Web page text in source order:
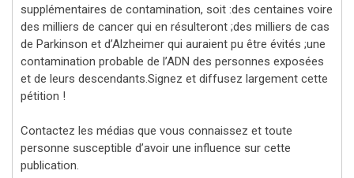
supplémentaires de contamination, soit :des centaines voire
des milliers de cancer qui en résulteront ;des milliers de cas
de Parkinson et d’Alzheimer qui auraient pu être évités ;une
contamination probable de l’ADN des personnes exposées
et de leurs descendants.Signez et diffusez largement cette
pétition !
Contactez les médias que vous connaissez et toute
personne susceptible d’avoir une influence sur cette
publication.